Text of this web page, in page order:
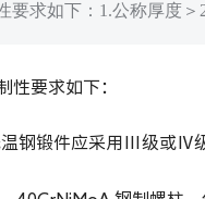
要求如下：1.公称厚度
要求如下：
钢锻件应采用Ⅲ级或Ⅳ